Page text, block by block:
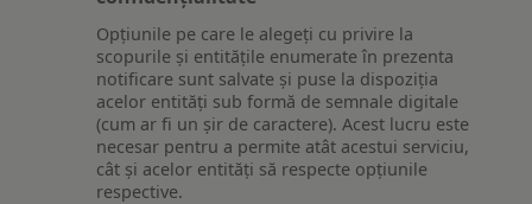
Opțiunile pe care le alegeți cu privire la
scopurile și entitățile enumerate în prezenta
notificare sunt salvate și puse la dispoziția
acelor entități sub formă de semnale digitale
(cum ar fi un șir de caractere). Acest lucru este
necesar pentru a permite atât acestui serviciu,
cât și acelor entități să respecte opțiunile
respective.